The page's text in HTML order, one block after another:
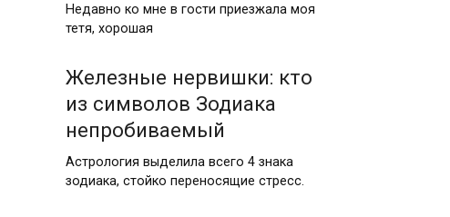
Недавно ко мне в гости приезжала моя
тетя, хорошая
Железные нервишки: кто
из символов Зодиака
непробиваемый
Астрология выделила всего 4 знака
зодиака, стойко переносящие стресс.